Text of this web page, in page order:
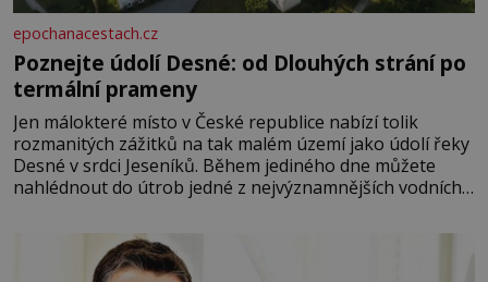
epochanacestach.cz
Poznejte údolí Desné: od Dlouhých strání po
termální prameny
Jen málokteré místo v České republice nabízí tolik
rozmanitých zážitků na tak malém území jako údolí řeky
Desné v srdci Jeseníků. Během jediného dne můžete
nahlédnout do útrob jedné z nejvýznamnějších vodních
se na koloběžce a den zakončit poznáváním památek ve
Velkých Losinách nebo v termálním